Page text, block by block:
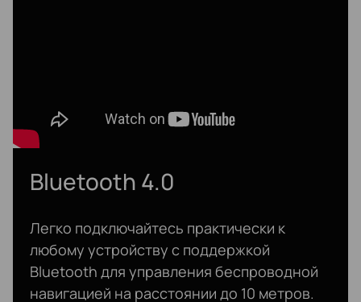
Bluetooth 4.0
Легко подключайтесь практически к
любому устройству с поддержкой
Bluetooth для управления беспроводной
навигацией на расстоянии до 10 метров.